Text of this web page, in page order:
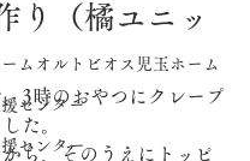
ムオルトビオス児玉ホーム
センター
センター
り（橘ユニッ
3時のおやつにクレープ
た。
ら、そのうえにトッピ